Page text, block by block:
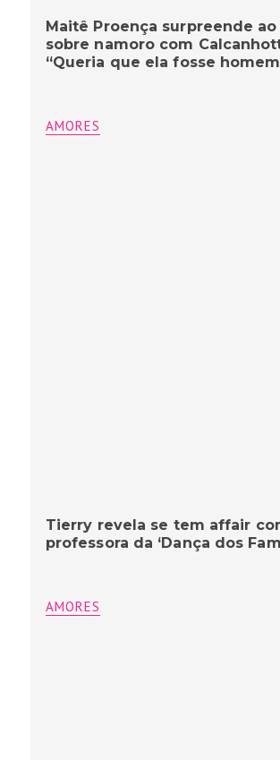
Maitê Proença surpreende
sobre namoro com
“Queria que ela fosse
AMORES
Tierry revela se tem affair
professora da ‘Dança dos
AMORES